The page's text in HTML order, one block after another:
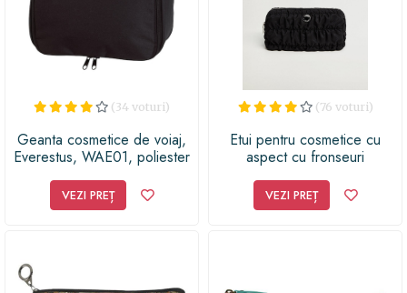
(34 voturi)
Geanta cosmetice de voiaj,
Everestus, WAE01, poliester
calatorie inclus
VEZI PREȚ
(76 voturi)
Etui pentru cosmetice cu
aspect cu fronseuri
VEZI PREȚ